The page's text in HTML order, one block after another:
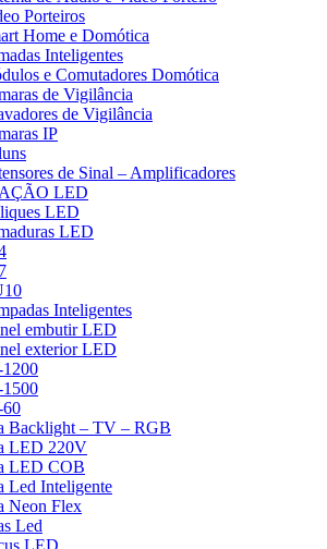
Porteiros
Home e Domótica
Inteligentes
e Comutadores Domótica
de Vigilância
de Vigilância
IP
de Sinal – Amplificadores
LED
LED
LED
Inteligentes
embutir LED
exterior LED
Backlight – TV – RGB
LED 220V
LED COB
Led Inteligente
Neon Flex
Led
LED